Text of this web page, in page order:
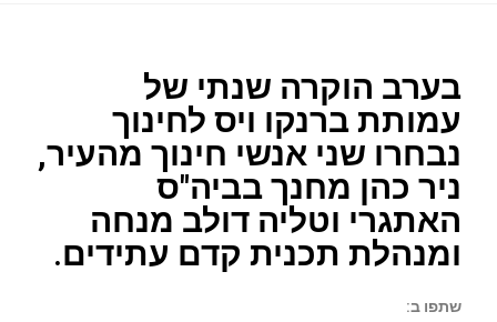
בערב הוקרה שנתי של
עמותת ברנקו ויס לחינוך
נבחרו שני אנשי חינוך מהעיר,
ניר כהן מחנך בביה"ס
האתגרי וטליה דולב מנחה
ומנהלת תכנית קדם עתידים.
שתפו ב: